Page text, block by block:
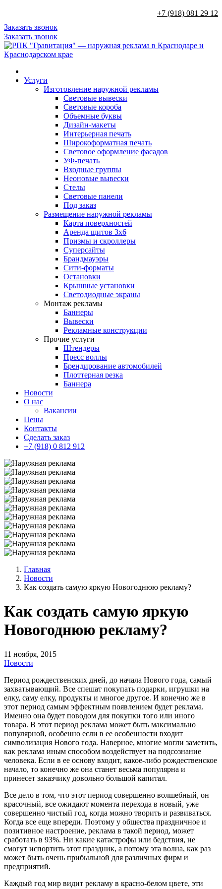
+7 (918) 081 29 12
Заказать звонок
Заказать звонок
Услуги
Изготовление наружной рекламы
Световые вывески
Световые короба
Объемные буквы
Дизайн-макеты
Интерьерная печать
Широкоформатная печать
Световое оформление фасадов
УФ-печать
Входные группы
Неоновые вывески
Стелы
Световые панели
Под заказ
Размещение наружной рекламы
Карта поверхностей
Аренда щитов 3х6
Призмы и скроллеры
Суперсайты
Брандмауэры
Сити-форматы
Остановки
Крышные установки
Светодиодные экраны
Монтаж рекламы
Баннеры
Вывески
Рекламные конструкции
Прочие услуги
Штендеры
Пресс воллы
Брендирование автомобилей
Плоттерная резка
Баннера
Новости
О нас
Вакансии
Цены
Контакты
Сделать заказ
+7 (918) 0 812 912
Главная
Новости
Как создать самую яркую Новогоднюю рекламу?
Как создать самую яркую
Новогоднюю рекламу?
11 ноября, 2015
Новости
Период рождественских дней, до начала Нового года, самый
захватывающий. Все спешат покупать подарки, игрушки на
елку, саму елку, продукты и многое другое. И конечно же в
этот период самым эффектным появлением будет реклама.
Именно она будет поводом для покупки того или иного
товара. В этот период реклама может быть максимально
популярной, особенно если в ее особенности входит
символизация Нового года. Наверное, многие могли заметить,
как реклама иным способом воздействует на подсознание
человека. Если в ее основу входит, какое-либо рождественское
начало, то конечно же она станет весьма популярна и
принесет заказчику довольно большой капитал.
Все дело в том, что этот период совершенно волшебный, он
красочный, все ожидают момента перехода в новый, уже
совершенно чистый год, когда можно творить и развиваться.
Когда все еще впереди. Поэтому у общества праздничное и
позитивное настроение, реклама в такой период, может
сработать в 93%. Ни какие катастрофы или бедствия, не
смогут испортить этот праздник, а потому эта волна, как раз
может быть очень прибыльной для различных фирм и
предприятий.
Каждый год мир видит рекламу в красно-белом цвете, эти